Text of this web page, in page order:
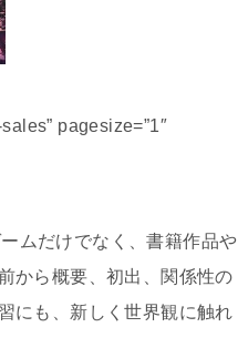
pagesize=”1″
ムだけでなく、書籍作品や
から概要、初出、関係性の
にも、新しく世界観に触れ